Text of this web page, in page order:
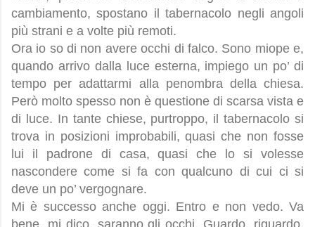
cambiamento, spostano il tabernacolo negli angoli
più strani e a volte più remoti.
Ora io so di non avere occhi di falco. Sono miope e,
quando arrivo dalla luce esterna, impiego un po’ di
tempo per adattarmi alla penombra della chiesa.
Però molto spesso non è questione di scarsa vista e
di luce. In tante chiese, purtroppo, il tabernacolo si
trova in posizioni improbabili, quasi che non fosse
lui il padrone di casa, quasi che lo si volesse
nascondere come si fa con qualcuno di cui ci si
deve un po’ vergognare.
Mi è successo anche oggi. Entro e non vedo. Va
bene, mi dico, saranno gli occhi. Guardo, riguardo.